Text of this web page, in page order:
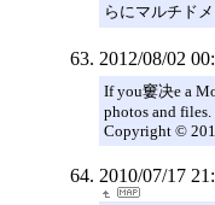
らにマルチドメ
2012/08/02
If you窶决e a
photos and files.
Copyright ©
2010/07/17